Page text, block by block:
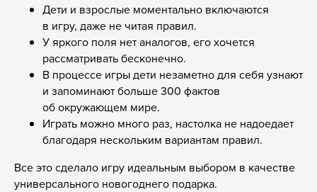
Дети и взрослые моментально включаются
в игру, даже не читая правил.
У яркого поля нет аналогов, его хочется
рассматривать бесконечно.
В процессе игры дети незаметно для себя узнают
и запоминают больше 300 фактов
об окружающем мире.
Играть можно много раз, настолка не надоедает
благодаря нескольким вариантам правил.
Все это сделало игру идеальным выбором в качестве
универсального новогоднего подарка.